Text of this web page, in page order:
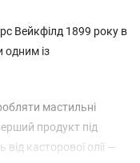
Вейкфілд 1899 року в
одним із
мастильні
продукт під
касторової олії —